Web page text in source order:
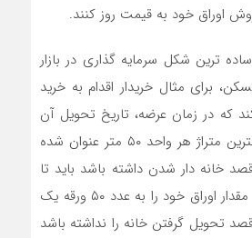
فروش اوراق خود به قیمت روز کنند.
ترین شکل سرمایه گذاری در بازار
برای مثال خریدار اقدام به خرید
در زمان عرضه، تاریخ تحویل آن
ملک، دوساله و کوچکترین متراژ هر واحد ۵۰ متر عنوان شده
خانه دار شدن داشته باشد باید تا
زمان سررسید دوساله مقدار اوراق خود را به عدد ۵۰ ورقه یک
تحویل گرفتن خانه را نداشته باشد